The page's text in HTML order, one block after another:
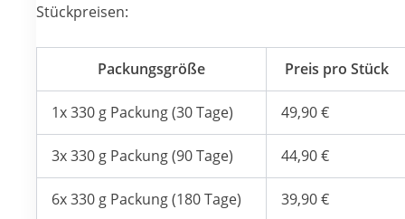
Stückpreisen:
Packungsgröße Preis pro Stück
1x 330 g Packung (30 Tage) 49,90 €
3x 330 g Packung (90 Tage) 44,90 €
6x 330 g Packung (180 Tage) 39,90 €